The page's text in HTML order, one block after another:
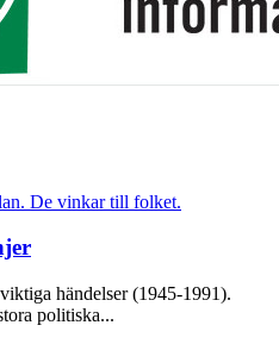
händelser (1945-1991).
politiska...